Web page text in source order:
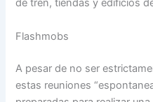
de tren, tiendas y edificios
Flashmobs
A pesar de no ser
estas reuniones